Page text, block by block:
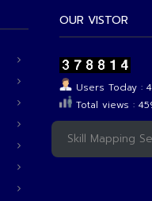
OUR VISTOR
Users Today :
Total views :
Skill Mapping